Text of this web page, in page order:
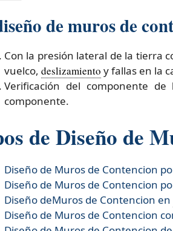
de muros de
Con la presión lateral de la tierra
vuelco, deslizamiento y fallas en la
Verificación del componente
componente.
de Diseño de
Diseño de Muros de Contencion
Diseño de Muros de Contencion
Diseño deMuros de Contencion en
Diseño de Muros de Contencion